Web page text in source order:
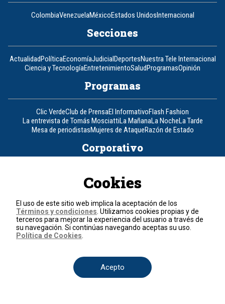
ColombiaVenezuelaMéxicoEstados UnidosInternacional
Secciones
ActualidadPolíticaEconomíaJudicialDeportesNuestra Tele Internacional
Ciencia y TecnologíaEntretenimientoSaludProgramasOpinión
Programas
Clic VerdeClub de PrensaEl InformativoFlash Fashion
La entrevista de Tomás MosciattiLa MañanaLa NocheLa Tarde
Mesa de periodistasMujeres de AtaqueRazón de Estado
Corporativo
Informe de sostenibilidad Código de autorregulación
Visite también
Canal RCNNoticias RCN
Contáctenos
Cookies
El uso de este sitio web implica la aceptación de los
Términos y condiciones . Utilizamos cookies propias y de
terceros para mejorar la experiencia del usuario a través de
su navegación. Si continúas navegando aceptas su uso.
Política de Cookies
Acepto